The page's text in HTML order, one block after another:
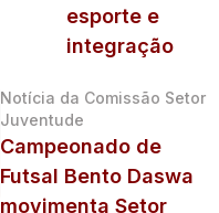
esporte e
integração
Notícia da Comissão Setor
Juventude
Campeonado de
Futsal Bento Daswa
movimenta Setor